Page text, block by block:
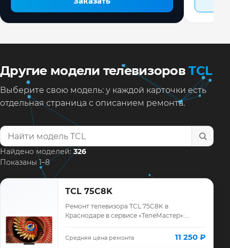
Другие модели телевизоровTCL
Выберите свою модель: у каждой карточки есть
отдельная страница с описанием ремонта.
Найти модель телевизора
Найдено моделей:326
Показаны 1–8
TCL 75C8K
Ремонт телевизора TCL 75C8K в
Краснодаре в сервисе «ТелеМастер»:
ремонта, запчасти и гарантия до 12
месяцев.
Средняя цена ремонта 11 250 ₽